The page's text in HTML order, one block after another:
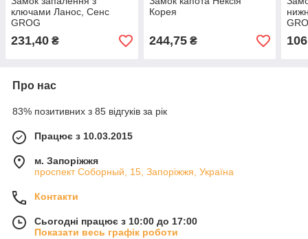
ключами Ланос, Сенс
GROG
231,40 ₴
Корея
244,75₴
Про нас
83% позитивних з 85 відгуків за рік
Працює з 10.03.2015
м. Запоріжжя
проспект Соборный, 15, Запоріжжя, Україна
Контакти
Сьогодні працює з 10:00 до 17:00
Показати весь графік роботи